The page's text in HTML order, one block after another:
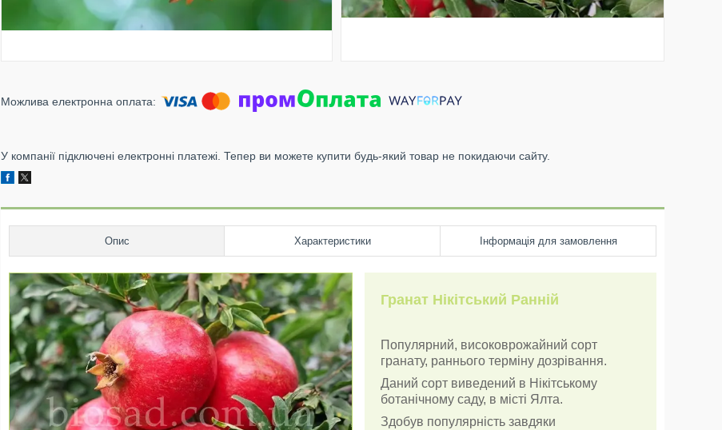
У компанії підключені електронні платежі. Тепер ви можете купити будь-який товар не покидаючи сайту.
Опис Характеристики Інформація для замовлення
Гранат Нікітський Ранній
Популярний, високоврожайний сорт
гранату, раннього терміну дозрівання.
Даний сорт виведений в Нікітському
ботанічному саду, в місті Ялта.
Здобув популярність завдяки